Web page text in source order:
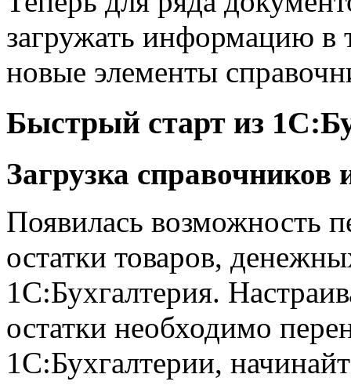
загружать информацию в
новые элементы
Быстрый старт из
Загрузка справочников
Появилась возможность
остатки товаров,
1С:Бухгалтерия.
остатки необходимо
1С:Бухгалтерии,